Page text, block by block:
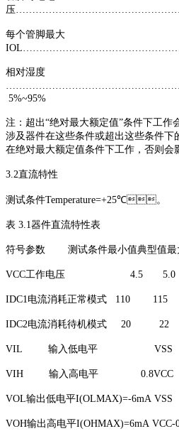
压
每个管脚最大
相对湿度
5%~95%
注：超出“绝对最大额定值”条件下工
涉及器件在这些条件或超出这些条件下的
在绝对最大额定值条件下工作，否则会影响
3.2直流特性
测试条件Temperature=+25℃。
表 3.1器件直流特性表
符号参数 测试条件最小值典型
VCC工作电压 4.5
IDC1电流消耗正常模式
IDC2电流消耗待机模式
VIL 输入低电平
VIH 输入高电平
VOL输出低电平I(OLMAX)=-
VOH输出高电平